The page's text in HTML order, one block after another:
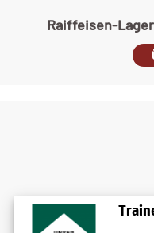
Raiffeisen-